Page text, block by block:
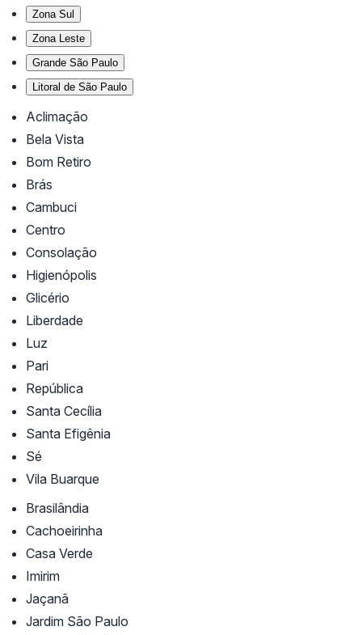
Zona Sul
Zona Leste
Grande São Paulo
Litoral de São Paulo
Aclimação
Bela Vista
Bom Retiro
Brás
Cambuci
Centro
Consolação
Higienópolis
Glicério
Liberdade
Luz
Pari
República
Santa Cecília
Santa Efigênia
Sé
Vila Buarque
Brasilândia
Cachoeirinha
Casa Verde
Imirim
Jaçanã
Jardim São Paulo